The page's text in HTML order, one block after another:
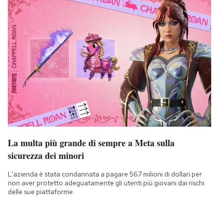
La multa più grande di sempre a Meta sulla
sicurezza dei minori
L'azienda è stata condannata a pagare 567 milioni di dollari per
non aver protetto adeguatamente gli utenti più giovani dai rischi
delle sue piattaforme